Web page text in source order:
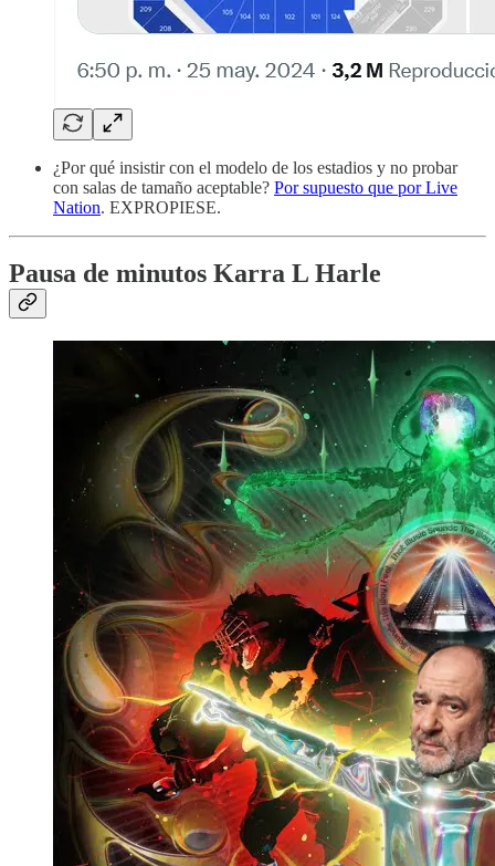
¿Por qué insistir con el modelo de los estadios y no probar
con salas de tamaño aceptable? Por supuesto que por Live
Nation. EXPROPIESE.
Pausa de minutos Karra L Harle